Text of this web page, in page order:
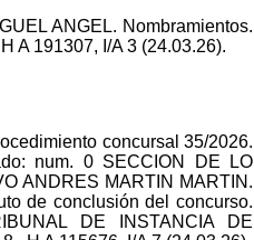
ANGEL. Nombramientos.
A 191307, I/A 3 (24.03.26).
concursal 35/2026.
num. 0 SECCION DE LO
ANDRES MARTIN MARTIN.
de conclusión del concurso.
DE INSTANCIA DE